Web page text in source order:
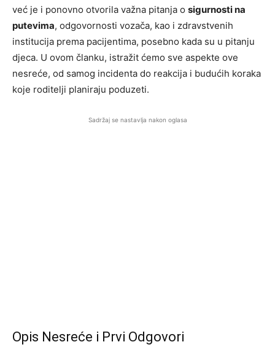
već je i ponovno otvorila važna pitanja o sigurnosti na
putevima, odgovornosti vozača, kao i zdravstvenih
institucija prema pacijentima, posebno kada su u pitanju
djeca. U ovom članku, istražit ćemo sve aspekte ove
nesreće, od samog incidenta do reakcija i budućih koraka
koje roditelji planiraju poduzeti.
Sadržaj se nastavlja nakon oglasa
Opis Nesreće i Prvi Odgovori